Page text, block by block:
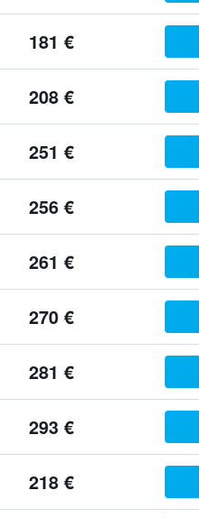
181 €
208 €
251 €
256 €
261 €
270 €
281 €
293 €
218 €